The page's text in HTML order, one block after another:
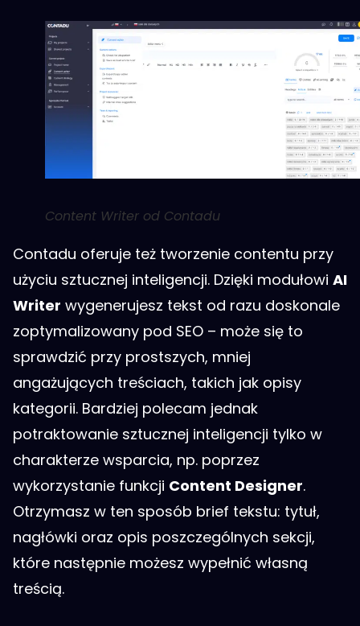
Content Writer od Contadu
Contadu oferuje też tworzenie contentu przy
użyciu sztucznej inteligencji. Dzięki modułowi AI
Writer wygenerujesz tekst od razu doskonale
zoptymalizowany pod SEO – może się to
sprawdzić przy prostszych, mniej
angażujących treściach, takich jak opisy
kategorii. Bardziej polecam jednak
potraktowanie sztucznej inteligencji tylko w
charakterze wsparcia, np. poprzez
wykorzystanie funkcji Content Designer.
Otrzymasz w ten sposób brief tekstu: tytuł,
nagłówki oraz opis poszczególnych sekcji,
które następnie możesz wypełnić własną
treścią.